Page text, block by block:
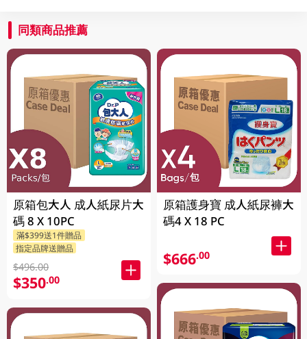
同類商品推薦
原箱包大人 成人紙尿片大
碼 8 X 10PC
滿$399送1件贈品
指定品牌送贈品
$496.00
$350.00
原箱護身寶 成人紙尿褲大
碼4 X 18 PC
$666.00